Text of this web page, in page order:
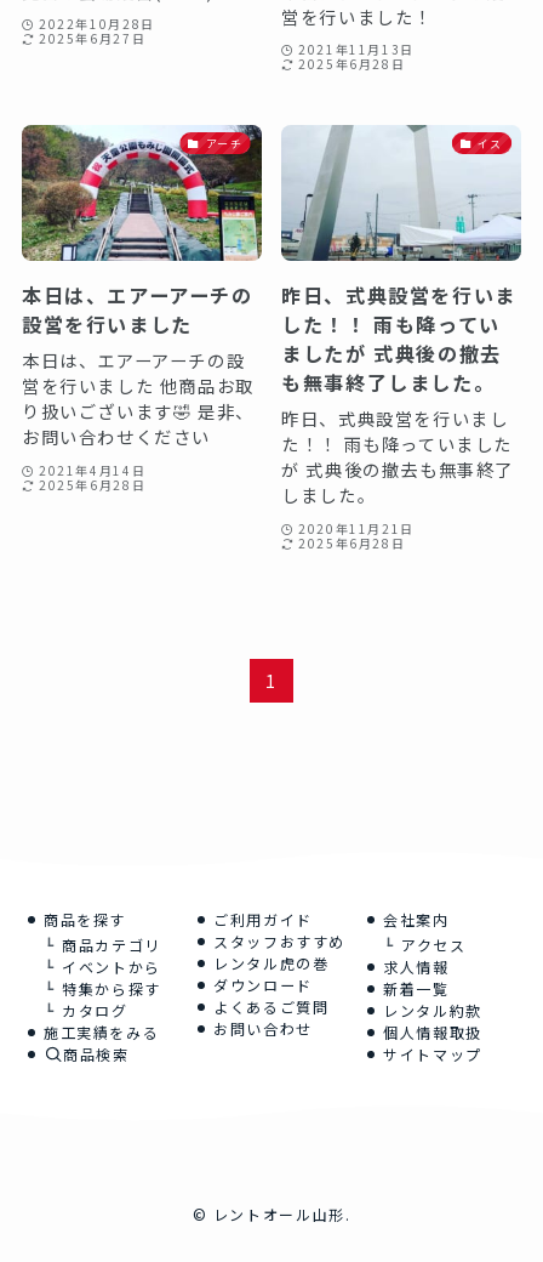
2022年10月28日
2025年6月27日
営を行いました！
2021年11月13日
2025年6月28日
アーチ
本日は、エアーアーチの
設営を行いました
本日は、エアーアーチの設
営を行いました 他商品お取
り扱いございます🤣 是非、
お問い合わせください
2021年4月14日
2025年6月28日
イス
昨日、式典設営を行いま
した！！ 雨も降ってい
ましたが 式典後の撤去
も無事終了しました。
昨日、式典設営を行いまし
た！！ 雨も降っていました
が 式典後の撤去も無事終了
しました。
2020年11月21日
2025年6月28日
1
商品を探す
商品カテゴリ
イベントから
特集から探す
カタログ
施工実績をみる
商品検索
ご利用ガイド
スタッフおすすめ
レンタル虎の巻
ダウンロード
よくあるご質問
お問い合わせ
会社案内
アクセス
求人情報
新着一覧
レンタル約款
個人情報取扱
サイトマップ
© レントオール山形.